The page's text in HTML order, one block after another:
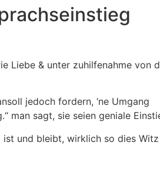
Liebe & unter zuhilfenahme von
jedoch fordern, ‘ne Umgang
man sagt, sie seien geniale
ist und bleibt, wirklich so dies Witz